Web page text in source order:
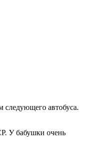
следующего автобуса.
У бабушки очень